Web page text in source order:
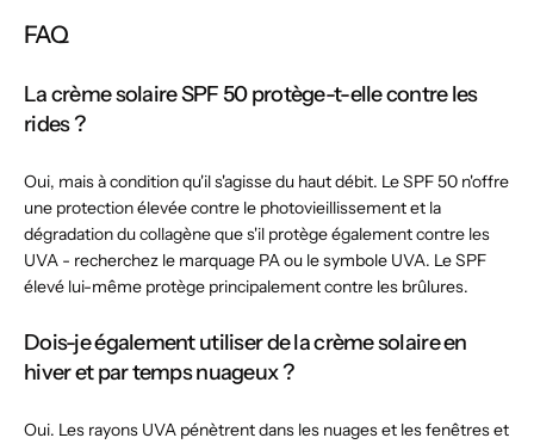
FAQ
La crème solaire SPF 50 protège-t-elle contre les
rides ?
Oui, mais à condition qu'il s'agisse du haut débit. Le SPF 50 n'offre
une protection élevée contre le photovieillissement et la
dégradation du collagène que s'il protège également contre les
UVA - recherchez le marquage PA ou le symbole UVA. Le SPF
élevé lui-même protège principalement contre les brûlures.
Dois-je également utiliser de la crème solaire en
hiver et par temps nuageux ?
Oui. Les rayons UVA pénètrent dans les nuages ​​et les fenêtres et